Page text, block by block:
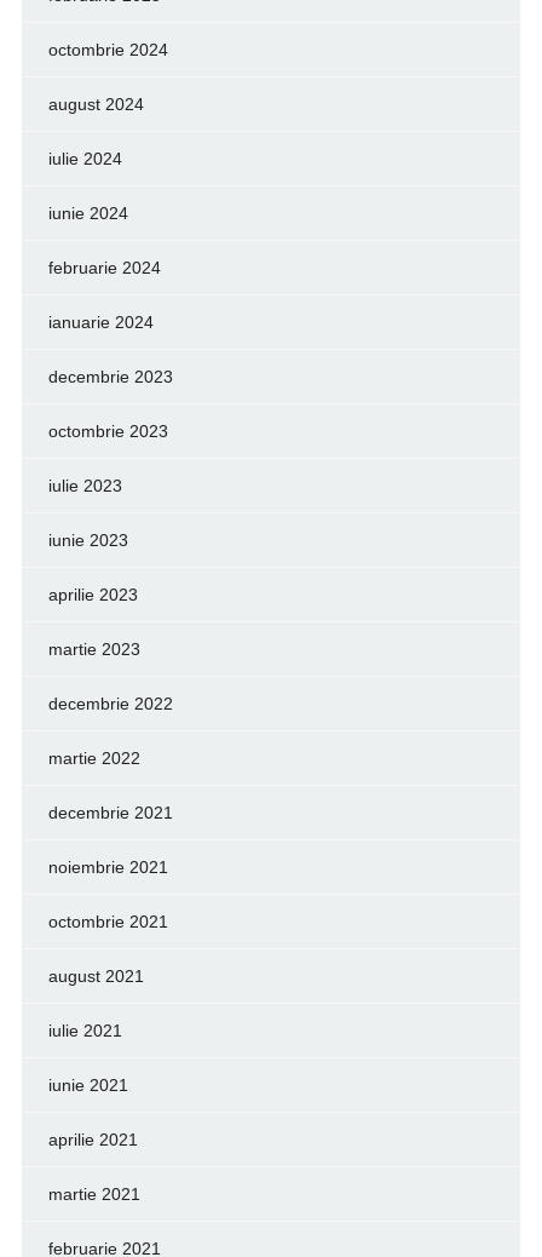
octombrie 2024
august 2024
iulie 2024
iunie 2024
februarie 2024
ianuarie 2024
decembrie 2023
octombrie 2023
iulie 2023
iunie 2023
aprilie 2023
martie 2023
decembrie 2022
martie 2022
decembrie 2021
noiembrie 2021
octombrie 2021
august 2021
iulie 2021
iunie 2021
aprilie 2021
martie 2021
februarie 2021